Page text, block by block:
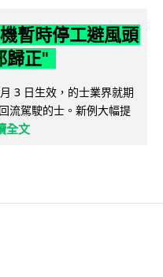
暫時停工避風頭
歸正"
3 日生效，的士業界就期
流駕駛的士。新例大幅提
全文